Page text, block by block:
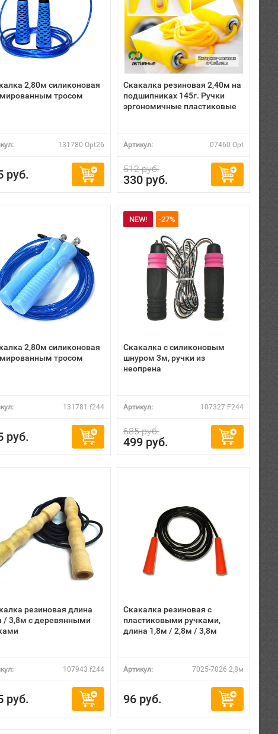
2,80м силиконовая
тросом
131780 Opt26
руб.
Скакалка резиновая 2,40м на
подшипниках 145г. Ручки
эргономичные пластиковые
Артикул: 07460 Opt
512 руб.
330 руб.
2,80м силиконовая
тросом
131781 f244
руб.
NEW! -27%
Скакалка с силиконовым
шнуром 3м, ручки из
неопрена
Артикул: 107327 F244
685 руб.
499 руб.
резиновая длина
/ 3,8м с деревянными
107943 f244
руб.
Скакалка резиновая с
пластиковыми ручками,
длина 1,8м / 2,8м / 3,8м
Артикул: 7025-7026 2,8м
96 руб.